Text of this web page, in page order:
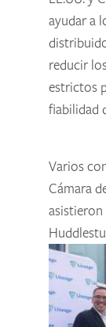
ayudar a
reducir
estrictos
fiabilidad
Varios
Cámara
asistieron